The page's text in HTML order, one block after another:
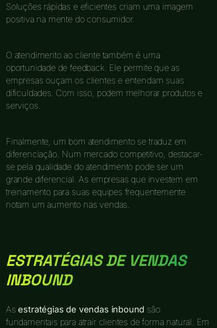
Soluções rápidas e eficientes criam uma imagem
positiva na mente do consumidor.
O atendimento ao cliente também é uma
oportunidade de feedback. Ele permite que as
empresas ouçam os clientes e entendam suas
dificuldades. Com isso, podem melhorar produtos e
serviços.
Finalmente, um bom atendimento se traduz em
diferenciação. Num mercado competitivo, destacar-
se pela qualidade do atendimento pode ser um
grande diferencial. As empresas que investem em
treinamento para suas equipes frequentemente
notam um aumento nas vendas.
ESTRATÉGIAS DE VENDAS
INBOUND
As estratégias de vendas inbound são
fundamentais para atrair clientes de forma natural. Em